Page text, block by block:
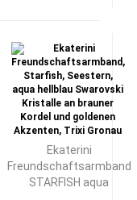
Ekaterini
Freundschaftsarmband
STARFISH aqua